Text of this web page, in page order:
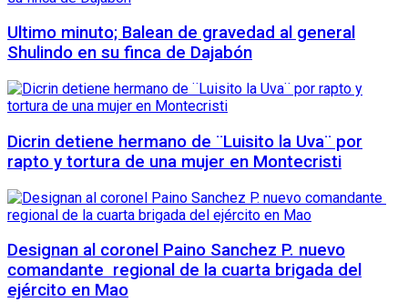
Ultimo minuto; Balean de gravedad al general
Shulindo en su finca de Dajabón
Dicrin detiene hermano de ¨Luisito la Uva¨ por
rapto y tortura de una mujer en Montecristi
Designan al coronel Paino Sanchez P. nuevo
comandante regional de la cuarta brigada del
ejército en Mao